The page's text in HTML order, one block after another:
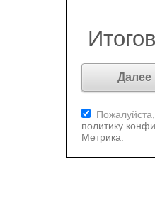
политику
Метрика